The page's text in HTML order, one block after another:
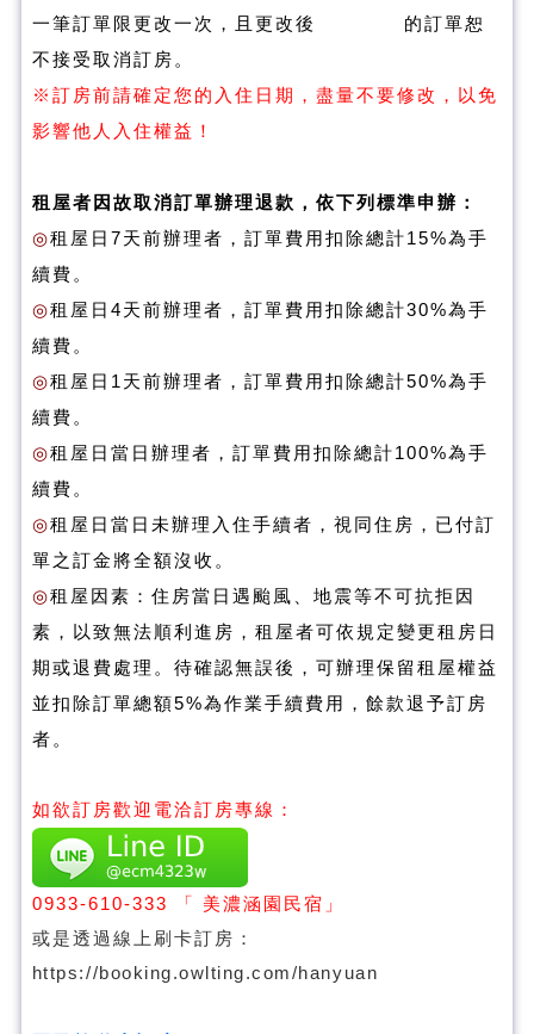
一筆訂單限更改一次，且更改後 的訂單恕
不接受取消訂房。
※訂房前請確定您的入住日期，盡量不要修改，以免
影響他人入住權益！
租屋者因故取消訂單辦理退款，依下列標準申辦：
◎租屋日7天前辦理者，訂單費用扣除總計15%為手
續費。
◎租屋日4天前辦理者，訂單費用扣除總計30%為手
續費。
◎租屋日1天前辦理者，訂單費用扣除總計50%為手
續費。
◎租屋日當日辦理者，訂單費用扣除總計100%為手
續費。
◎租屋日當日未辦理入住手續者，視同住房，已付訂
單之訂金將全額沒收。
◎租屋因素：住房當日遇颱風、地震等不可抗拒因
素，以致無法順利進房，租屋者可依規定變更租房日
期或退費處理。待確認無誤後，可辦理保留租屋權益
並扣除訂單總額5%為作業手續費用，餘款退予訂房
者。
如欲訂房歡迎電洽訂房專線：
0933-610-333
「 美濃涵園民宿」
或是透過線上刷卡訂房：
https://booking.owlting.com/hanyuan